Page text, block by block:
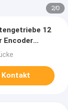
2/0
12
Encoder
Kontakt